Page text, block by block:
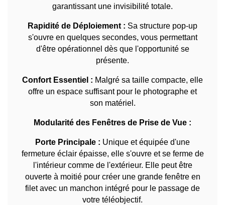
garantissant une invisibilité totale.
Rapidité de Déploiement : Sa structure pop-up
s'ouvre en quelques secondes, vous permettant
d'être opérationnel dès que l'opportunité se
présente.
Confort Essentiel : Malgré sa taille compacte, elle
offre un espace suffisant pour le photographe et
son matériel.
Modularité des Fenêtres de Prise de Vue :
Porte Principale : Unique et équipée d'une
fermeture éclair épaisse, elle s'ouvre et se ferme de
l'intérieur comme de l'extérieur. Elle peut être
ouverte à moitié pour créer une grande fenêtre en
filet avec un manchon intégré pour le passage de
votre téléobjectif.